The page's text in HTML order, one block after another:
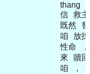
thang
信 救主
既然
替
咱
放捒
性命
，
來
贖回
咱
，